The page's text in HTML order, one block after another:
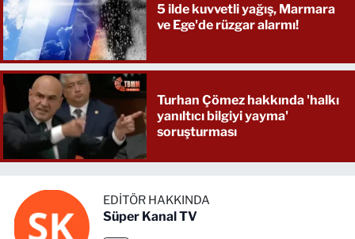
5 ilde kuvvetli yağış, Marmara
ve Ege'de rüzgar alarmı!
Turhan Çömez hakkında 'halkı
yanıltıcı bilgiyi yayma'
soruşturması
EDITÖR HAKKINDA
Süper Kanal TV